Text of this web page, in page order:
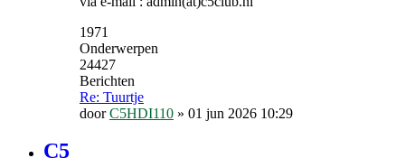
1971
Onderwerpen
24427
Berichten
Re: Tuurtje
doorC5HDI110 » 01 jun 2026 10:29
C5